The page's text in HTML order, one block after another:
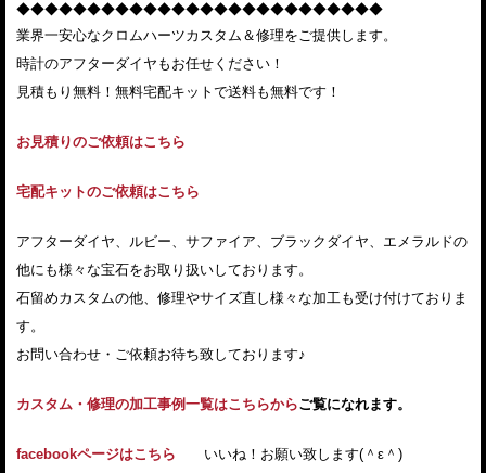
◆◆◆◆◆◆◆◆◆◆◆◆◆◆◆◆◆◆◆◆◆◆◆◆◆◆
業界一安心なクロムハーツカスタム＆修理をご提供します。
時計のアフターダイヤもお任せください！
見積もり無料！無料宅配キットで送料も無料です！
お見積りのご依頼はこちら
宅配キットのご依頼はこちら
アフターダイヤ、ルビー、サファイア、ブラックダイヤ、エメラルドの
他にも様々な宝石をお取り扱いしております。
石留めカスタムの他、修理やサイズ直し様々な加工も受け付けておりま
す。
お問い合わせ・ご依頼お待ち致しております♪
カスタム・修理の加工事例一覧はこちらからご覧になれます。
facebookページはこちら いいね！お願い致します(＾ε＾)